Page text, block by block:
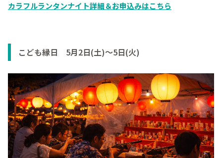
カラフルランタンナイト詳細＆お申込みはこちら
こども縁日 5月2日(土)～5日(火)